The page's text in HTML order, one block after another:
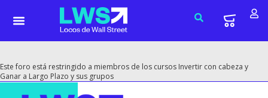
Este foro está restringido a miembros de los cursos Invertir con cabeza y
Ganar a Largo Plazo y sus grupos